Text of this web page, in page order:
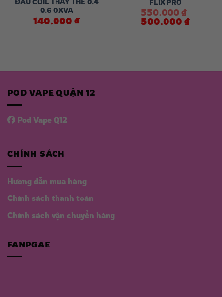
ĐẦU COIL THAY THẾ 0.4
0.6 OXVA
140.000 ₫
FLIX PRO
550.000₫
Giá
gốc
500.000 ₫Giá
POD VAPE QUẬN 12
Pod Vape Q12
CHÍNH SÁCH
Hương dẫn mua hàng
Chính sách thanh toán
Chính sách vận chuyển hàng
FANPGAE